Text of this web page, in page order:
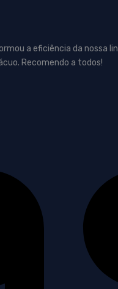
a eficiência da nossa
Recomendo a todos!